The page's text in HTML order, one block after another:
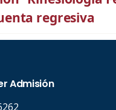
regresiva